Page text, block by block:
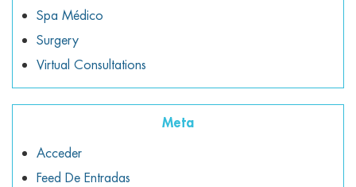
Spa Médico
Surgery
Virtual Consultations
Meta
Acceder
Feed De Entradas